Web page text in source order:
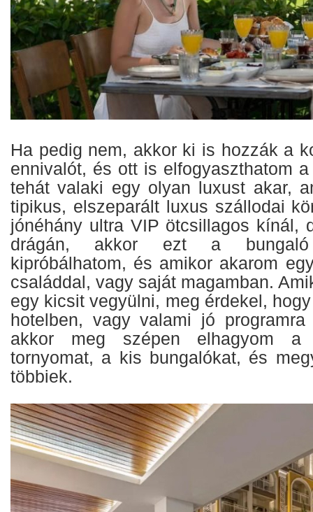
Ha pedig nem, akkor ki is hozzák a
ennivalót, és ott is elfogyaszthatom
tehát valaki egy olyan luxust akar,
tipikus, elszeparált luxus szállodai
jónéhány ultra VIP ötcsillagos kínál,
drágán, akkor ezt a
kipróbálhatom, és amikor akarom
családdal, vagy saját magamban.
egy kicsit vegyülni, meg érdekel,
hotelben, vagy valami jó
akkor meg szépen elhagyom a
tornyomat, a kis bungalókat, és
többiek.